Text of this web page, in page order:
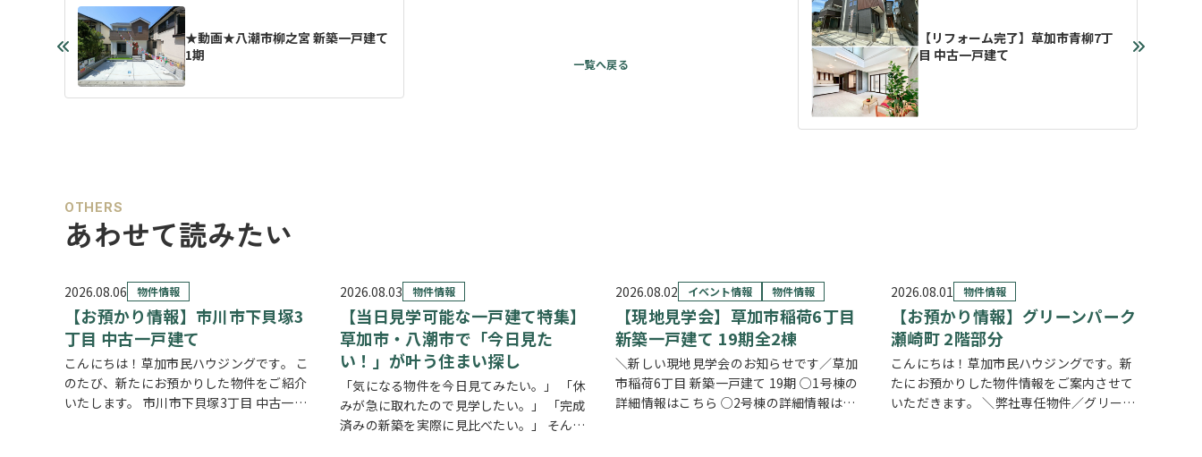
★動画★八潮市柳之宮 新築一戸建て
1期
【リフォーム完了】草加市青柳7丁
目 中古一戸建て
OTHERS
あわせて読みたい
2026.08.06 物件情報
【お預かり情報】市川市下貝塚3
丁目 中古一戸建て
こんにちは！草加市民ハウジングです。 こ
のたび、新たにお預かりした物件をご紹介
いたします。 市川市下貝塚3丁目 中古一戸
2026.08.03 物件情報
【当日見学可能な一戸建て特集】
草加市・八潮市で「今日見た
い！」が叶う住まい探し
「気になる物件を今日見てみたい。」 「休
みが急に取れたので見学したい。」 「完成
済みの新築を実際に見比べたい。」 そんな
2026.08.02 イベント情報 物件情報
【現地見学会】草加市稲荷6丁目
新築一戸建て 19期全2棟
＼新しい現地見学会のお知らせです／草加
市稲荷6丁目 新築一戸建て 19期 ○1号棟の
詳細情報はこちら ○2号棟の詳細情報はこ
2026.08.01 物件情報
【お預かり情報】グリーンパーク
瀬崎町 2階部分
こんにちは！草加市民ハウジングです。新
たにお預かりした物件情報をご案内させて
いただきます。 ＼弊社専任物件／グリーン